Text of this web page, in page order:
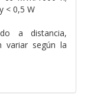
< 0,5 W
a distancia,
variar según la